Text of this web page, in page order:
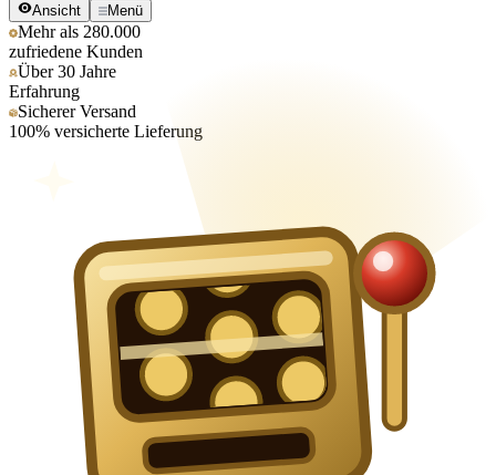
Ansicht Menü
Mehr als 280.000
zufriedene Kunden
Über 30 Jahre
Erfahrung
Sicherer Versand
100% versicherte Lieferung